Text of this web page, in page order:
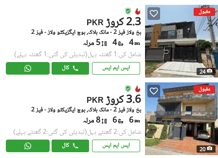
مقبول
24
PKR 2.3 کروڑ
بخ ولاز فیز 2 - مانک بلاک, بوچ ایگزیکٹو ولاز - فیز 2
4
4 5 مرلہ
شامل کی:1 گھنٹہ پہل (تبدیلی کی گئی:1 گھنٹہ پہلے)
ایس ایم ایس کال
مقبول
20
PKR 3.6 کروڑ
بخ ولاز فیز 2 - مانک بلاک, بوچ ایگزیکٹو ولاز - فیز 2
6
6 8 مرلہ
شامل کی:2 گھنٹے پہل (تبدیلی کی گئی:2 گھنٹے پہلے)
ایس ایم ایس کال